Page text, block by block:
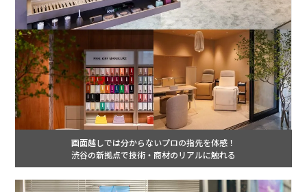
画面越しでは分からないプロの指先を体感！
渋谷の新拠点で技術・商材のリアルに触れる